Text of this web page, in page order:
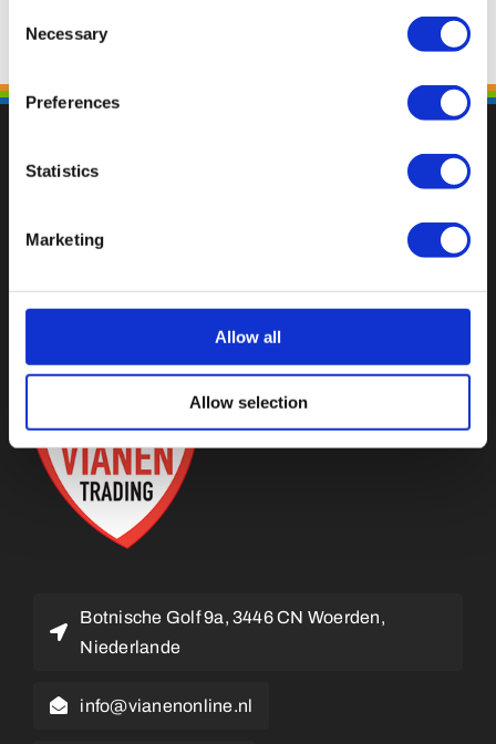
Selection
Necessary
Preferences
Statistics
Marketing
Allow all
Allow selection
Fallen Sie mit einzigartigen
Botnische Golf 9a, 3446 CN Woerden,
Niederlande
info@vianenonline.nl